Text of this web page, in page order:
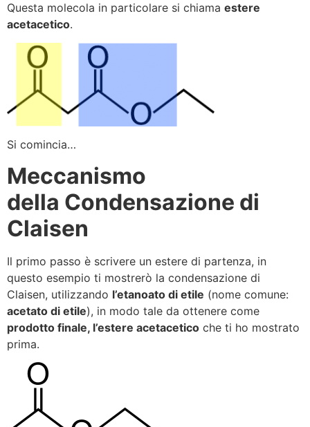
Questa molecola in particolare si chiama estere
acetacetico.
Si comincia…
Meccanismo
della Condensazione di
Claisen
Il primo passo è scrivere un estere di partenza, in
questo esempio ti mostrerò la condensazione di
Claisen, utilizzando l’etanoato di etile (nome comune:
acetato di etile), in modo tale da ottenere come
prodotto finale, l’estere acetacetico che ti ho mostrato
prima.